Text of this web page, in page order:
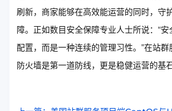
刷新，商家能够在高效能运营的同时，守
障。正如数目安全保障专业人士所说：“
配置，而是一种连续的管理习性。”在站群
防火墙是第一道防线，更是稳健运营的基石